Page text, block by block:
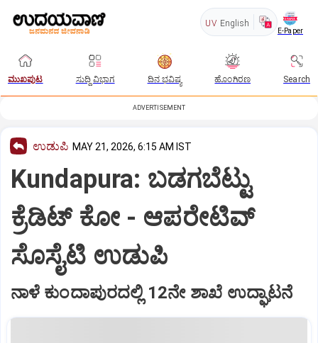
UV English
E-Paper
ಮುಖಪುಟ ಸುದ್ದಿ ವಿಭಾಗ ದಿನ ಭವಿಷ್ಯ ಹೊಂಗಿರಣ Search
ADVERTISEMENT
ಉಡುಪಿ MAY 21, 2026, 6:15 AM IST
Kundapura: ಬಡಗಬೆಟ್ಟು
ಕ್ರೆಡಿಟ್‌ ಕೋ - ಆಪರೇಟಿವ್‌
ಸೊಸೈಟಿ ಉಡುಪಿ
ನಾಳೆ ಕುಂದಾಪುರದಲ್ಲಿ 12ನೇ ಶಾಖೆ ಉದ್ಘಾಟನೆ